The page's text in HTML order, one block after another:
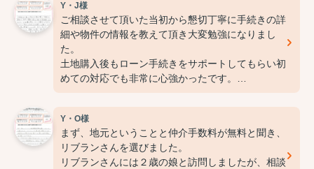
ありがとうございました。
Y・J様
ご相談させて頂いた当初から懇切丁寧に手続きの詳
細や物件の情報を教えて頂き大変勉強になりまし
た。
土地購入後もローン手続きをサポートしてもらい初
めての対応でも非常に心強かったです。
頂きました。
何かと動きの遅い私達を最後までフォロー頂きまし
た事、心より御礼申し上げます。
Y・O様
まず、地元ということと仲介手数料が無料と聞き、
リブランさんを選びました。
リブランさんには２歳の娘と訪問しましたが、相談